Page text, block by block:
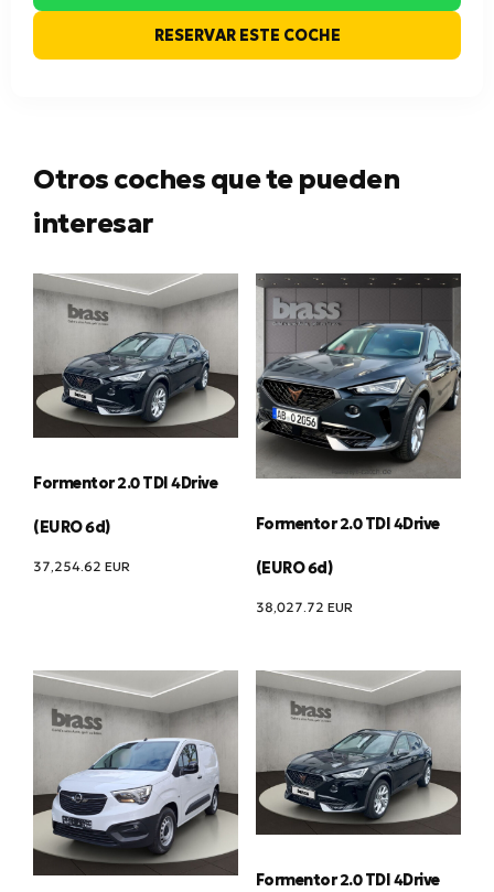
RESERVAR ESTE COCHE
Otros coches que te pueden
interesar
Formentor 2.0 TDI 4Drive
(EURO 6d)
37,254.62 EUR
Formentor 2.0 TDI 4Drive
(EURO 6d)
38,027.72 EUR
Formentor 2.0 TDI 4Drive